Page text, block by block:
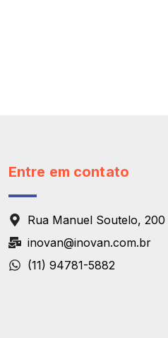
Entre em contato
Rua Manuel Soutelo,
inovan@inovan.com.br
(11) 94781-5882